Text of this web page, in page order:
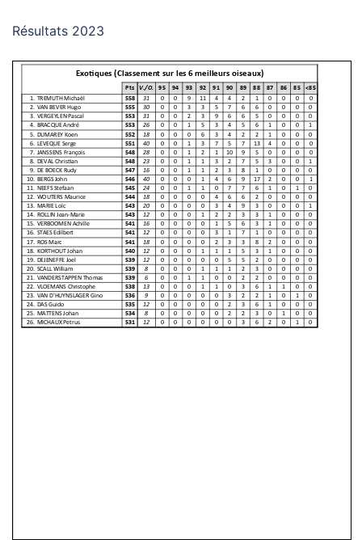
Résultats 2023